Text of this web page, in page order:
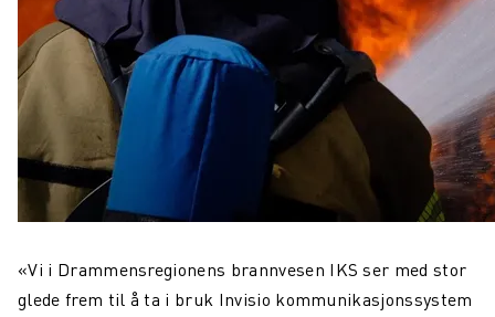
«Vi i Drammensregionens brannvesen IKS ser med stor
glede frem til å ta i bruk Invisio kommunikasjonssystem